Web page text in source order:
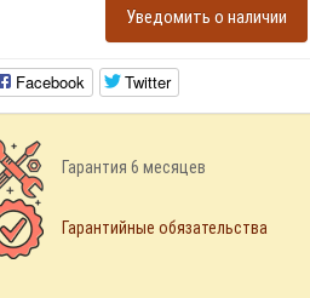
Уведомить о наличии
Facebook Twitter
Гарантия 6 месяцев
Гарантийные обязательства